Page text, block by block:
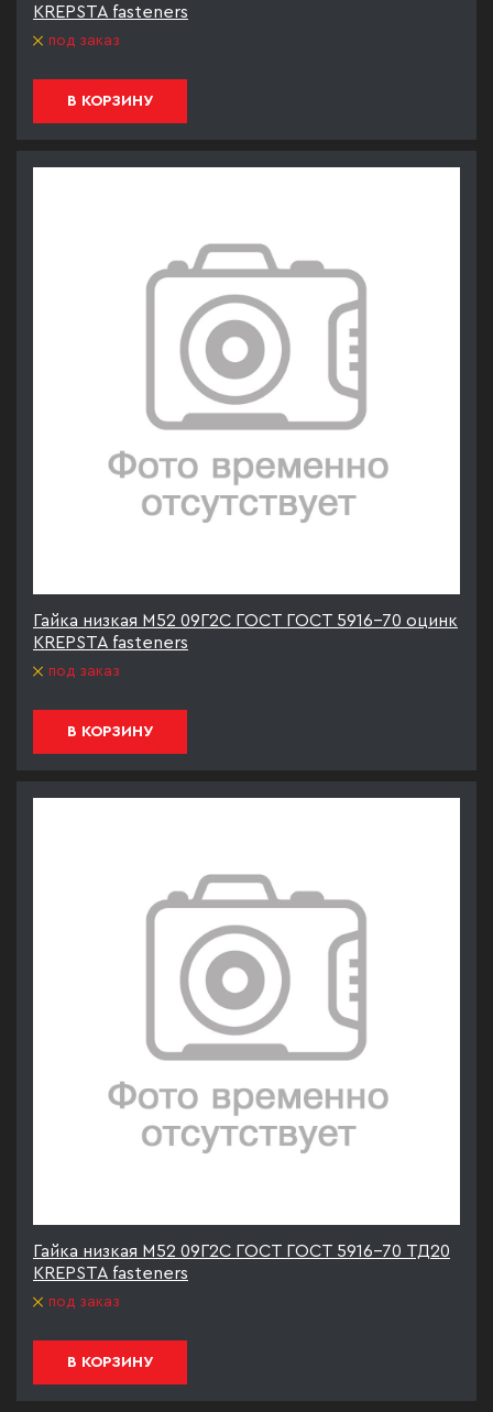
KREPSTA fasteners
под заказ
В КОРЗИНУ
Гайка низкая М52 09Г2С ГОСТ ГОСТ 5916-70 оцинк
KREPSTA fasteners
под заказ
В КОРЗИНУ
Гайка низкая М52 09Г2С ГОСТ ГОСТ 5916-70 ТД20
KREPSTA fasteners
под заказ
В КОРЗИНУ